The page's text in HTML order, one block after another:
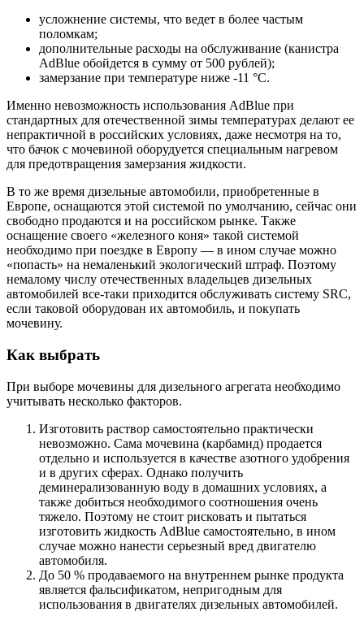
усложнение системы, что ведет в более частым
поломкам;
дополнительные расходы на обслуживание (канистра
AdBlue обойдется в сумму от 500 рублей);
замерзание при температуре ниже -11 °C.
Именно невозможность использования AdBlue при
стандартных для отечественной зимы температурах делают ее
непрактичной в российских условиях, даже несмотря на то,
что бачок с мочевиной оборудуется специальным нагревом
для предотвращения замерзания жидкости.
В то же время дизельные автомобили, приобретенные в
Европе, оснащаются этой системой по умолчанию, сейчас они
свободно продаются и на российском рынке. Также
оснащение своего «железного коня» такой системой
необходимо при поездке в Европу — в ином случае можно
«попасть» на немаленький экологический штраф. Поэтому
немалому числу отечественных владельцев дизельных
автомобилей все-таки приходится обслуживать систему SRC,
если таковой оборудован их автомобиль, и покупать
мочевину.
Как выбрать
При выборе мочевины для дизельного агрегата необходимо
учитывать несколько факторов.
Изготовить раствор самостоятельно практически
невозможно. Сама мочевина (карбамид) продается
отдельно и используется в качестве азотного удобрения
и в других сферах. Однако получить
деминерализованную воду в домашних условиях, а
также добиться необходимого соотношения очень
тяжело. Поэтому не стоит рисковать и пытаться
изготовить жидкость AdBlue самостоятельно, в ином
случае можно нанести серьезный вред двигателю
автомобиля.
До 50 % продаваемого на внутреннем рынке продукта
является фальсификатом, непригодным для
использования в двигателях дизельных автомобилей.